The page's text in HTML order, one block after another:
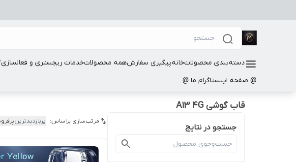
دسته‌بندی محصولاتخانهپیگیری سفارشهمه محصولاتخدمات ریجستری و فعالسازی
@ صفحه اینستاگرام ما @
قاب گوشی A13 4G
جستجو در نتایج
مرتب‌سازی براساس: پربازدیدترین